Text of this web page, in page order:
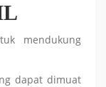
mendukung
dapat dimuat